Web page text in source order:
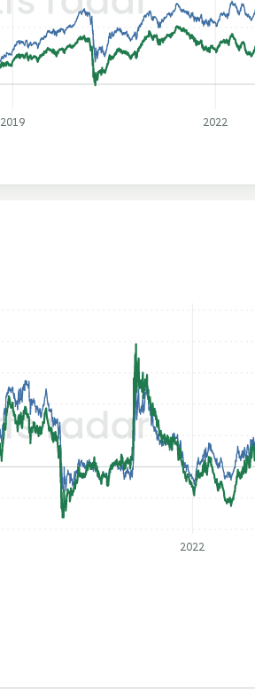
2019 2022
2022